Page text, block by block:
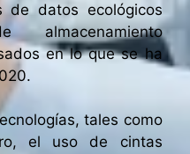
de datos ecológicos
en lo que se ha
tales como
el uso de cintas